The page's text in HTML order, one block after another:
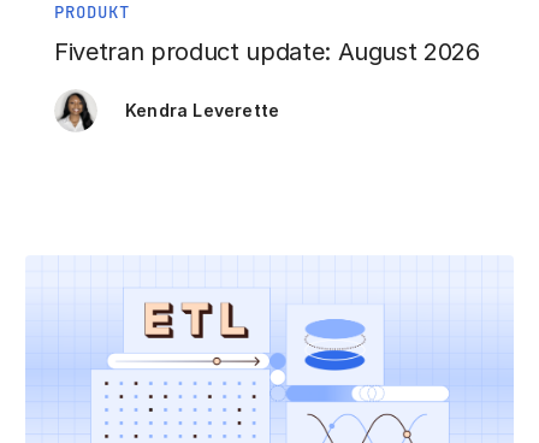
PRODUKT
Fivetran product update: August 2026
Kendra Leverette